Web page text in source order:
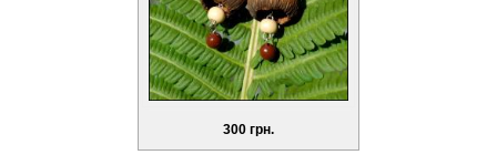
300 грн.